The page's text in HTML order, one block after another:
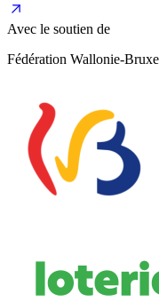
Avec le soutien de
Fédération Wallonie-